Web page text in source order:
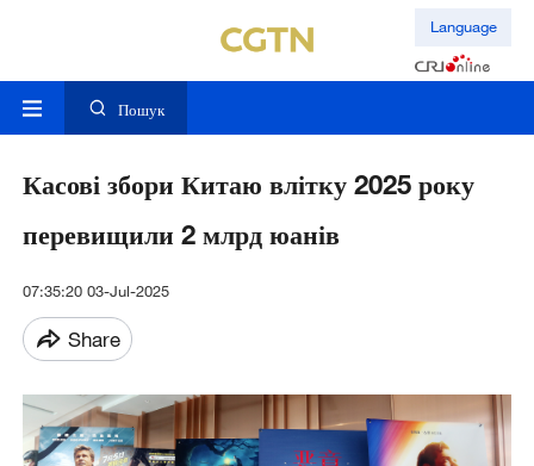
Language
Пошук
Касові збори Китаю влітку 2025 року
перевищили 2 млрд юанів
07:35:20 03-Jul-2025
Share